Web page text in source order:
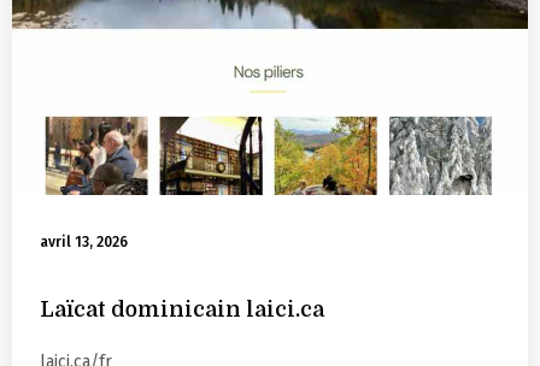
avril 13, 2026
Laïcat dominicain laici.ca
laici.ca/fr